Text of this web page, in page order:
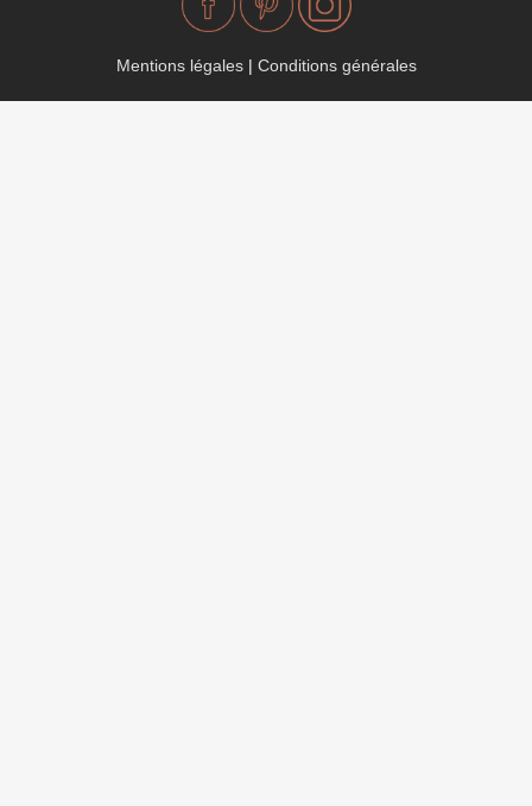
Mentions légales| Conditions générales